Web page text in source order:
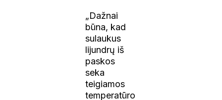
„Dažnai
būna, kad
sulaukus
lijundrų iš
paskos
seka
teigiamos
temperatūro